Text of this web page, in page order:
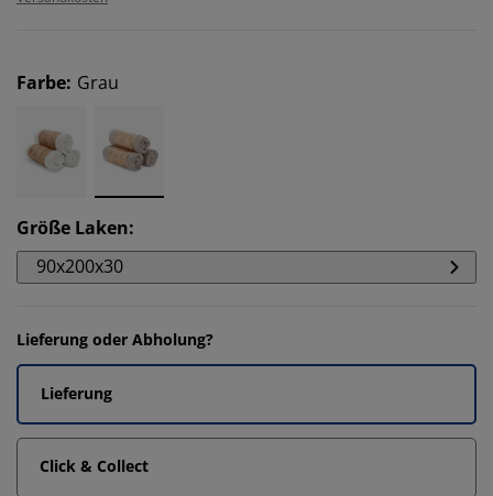
Farbe: Grau
Größe Laken:
90x200x30
Lieferung oder Abholung?
Lieferung
Click & Collect